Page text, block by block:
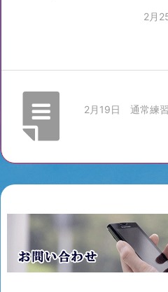
2月
2月19日 通常練習